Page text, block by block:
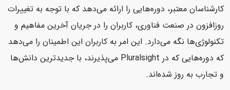
کارشناسان معتبر، دوره‌هایی را ارائه می‌دهد که با توجه به تغییرات
روزافزون در صنعت فناوری، کاربران را در جریان آخرین مفاهیم و
تکنولوژی‌ها نگه می‌دارد. این امر به کاربران این اطمینان را می‌دهد
که دوره‌هایی که در Pluralsight می‌پذیرند، با جدیدترین دانش‌ها
و تجارب به روز شده‌اند.